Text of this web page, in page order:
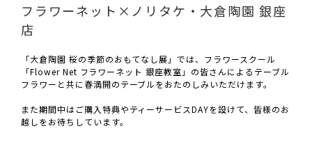
フラワーネット×ノリタケ・大倉陶園 銀座
店
「大倉陶園 桜の季節のおもてなし展」では、フラワースクール
「Flower Net フラワーネット 銀座教室」の皆さんによるテーブル
フラワーと共に春満開のテーブルをおたのしみいただけます。
また期間中はご購入特典やティーサービスDAYを設けて、皆様のお
越しをお待ちしています。